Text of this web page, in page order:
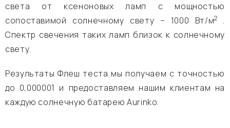
света от ксеноновых ламп с мощностью
сопоставимой солнечному свету – 1000 Вт/м2 .
Спектр свечения таких ламп близок к солнечному
свету.
Результаты Флеш теста мы получаем с точностью
до 0,000001 и предоставляем нашим клиентам на
каждую солнечную батарею Aurinko.